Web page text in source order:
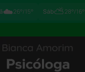
☁️26°/15° Sáb⛅28°/16°